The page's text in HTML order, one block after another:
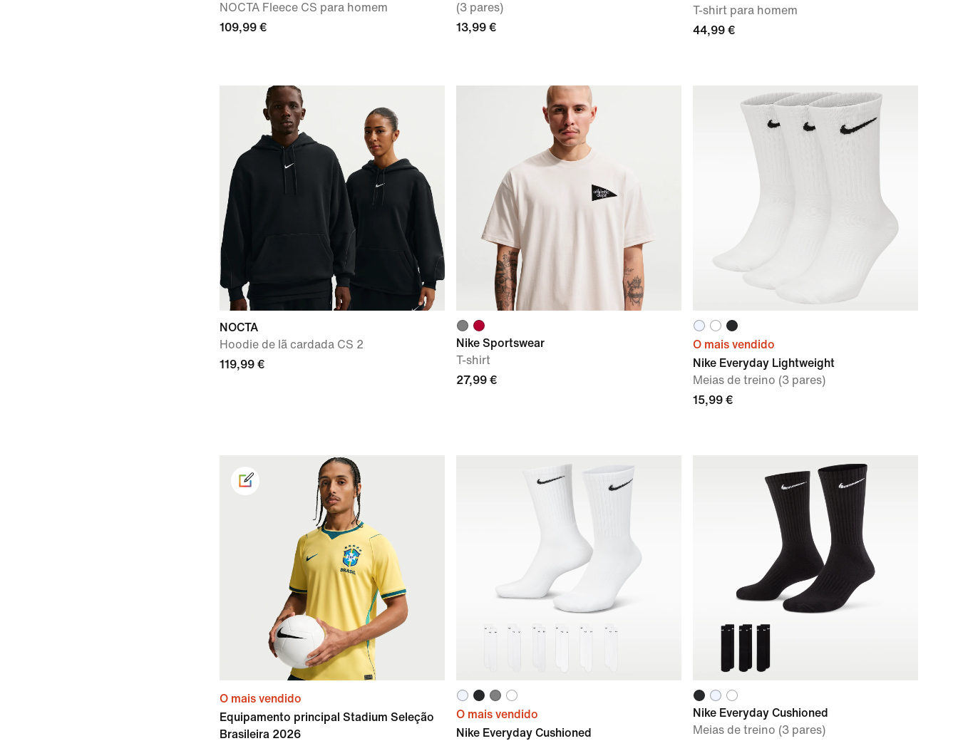
NOCTA Fleece CS para homem
109,99 €
(3 pares)
13,99 €
T-shirt para homem
44,99 €
NOCTA
Hoodie de lã cardada CS 2
119,99 €
Nike Sportswear
T-shirt
27,99 €
O mais vendido
Nike Everyday Lightweight
Meias de treino (3 pares)
15,99 €
O mais vendido
Equipamento principal Stadium Seleção
Brasileira 2026
O mais vendido
Nike Everyday Cushioned
Nike Everyday Cushioned
Meias de treino (3 pares)